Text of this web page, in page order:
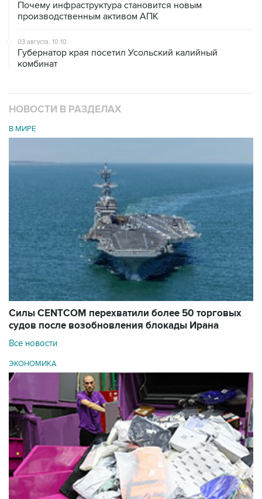
Почему инфраструктура становится новым
производственным активом АПК
03 августа, 10:10
Губернатор края посетил Усольский калийный
комбинат
НОВОСТИ В РАЗДЕЛАХ
В МИРЕ
Силы CENTCOM перехватили более 50 торговых
судов после возобновления блокады Ирана
Все новости
ЭКОНОМИКА